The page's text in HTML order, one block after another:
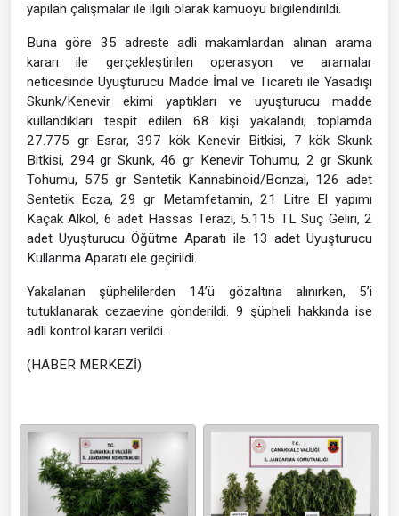
yapılan çalışmalar ile ilgili olarak kamuoyu bilgilendirildi.
Buna göre 35 adreste adli makamlardan alınan arama
kararı ile gerçekleştirilen operasyon ve aramalar
neticesinde Uyuşturucu Madde İmal ve Ticareti ile Yasadışı
Skunk/Kenevir ekimi yaptıkları ve uyuşturucu madde
kullandıkları tespit edilen 68 kişi yakalandı, toplamda
27.775 gr Esrar, 397 kök Kenevir Bitkisi, 7 kök Skunk
Bitkisi, 294 gr Skunk, 46 gr Kenevir Tohumu, 2 gr Skunk
Tohumu, 575 gr Sentetik Kannabinoid/Bonzai, 126 adet
Sentetik Ecza, 29 gr Metamfetamin, 21 Litre El yapımı
Kaçak Alkol, 6 adet Hassas Terazi, 5.115 TL Suç Geliri, 2
adet Uyuşturucu Öğütme Aparatı ile 13 adet Uyuşturucu
Kullanma Aparatı ele geçirildi.
Yakalanan şüphelilerden 14’ü gözaltına alınırken, 5’i
tutuklanarak cezaevine gönderildi. 9 şüpheli hakkında ise
adli kontrol kararı verildi.
(HABER MERKEZİ)